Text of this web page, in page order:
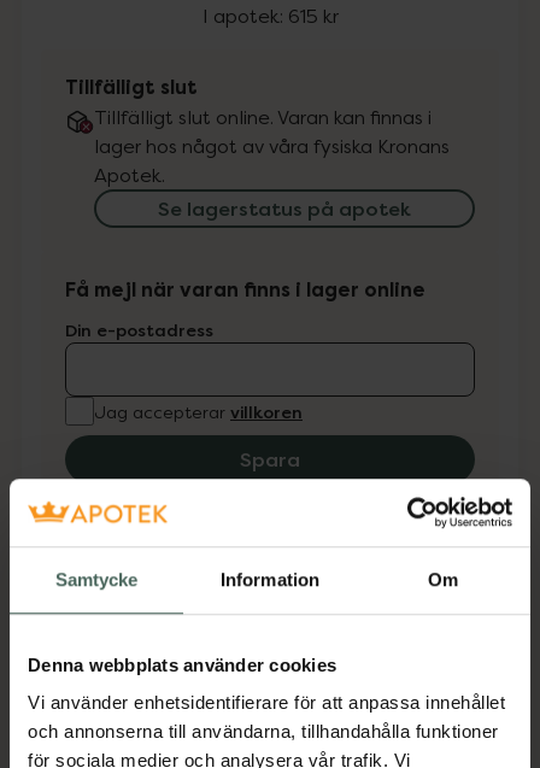
Samtycke Information Om
Denna webbplats använder cookies
Vi använder enhetsidentifierare för att anpassa innehållet
och annonserna till användarna, tillhandahålla funktioner
för sociala medier och analysera vår trafik. Vi
I apotek: 615 kr
Tillfälligt slut
Tillfälligt slut online. Varan kan finnas i
lager hos något av våra fysiska Kronans
Apotek.
Se lagerstatus på apotek
Få mejl när varan finns i lager online
Din e-postadress
Jag accepterar villkoren
Spara
Beskrivning Dölj
Microlife Panntermometer Non Contact är
utmärkt att använda för att få en snabb
indikation på om du eller ditt barn har feber.
För att få en mer noggrann temperatur bör